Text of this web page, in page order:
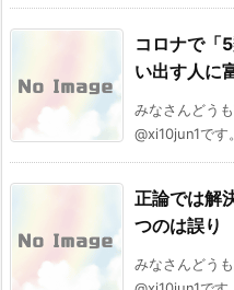
コロナで「
い出す人に
みなさんどう
@xi10jun1で
正論では解
つのは誤り
みなさんどう